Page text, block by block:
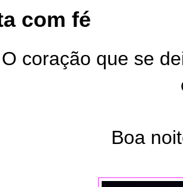
com fé
O coração que se
Boa